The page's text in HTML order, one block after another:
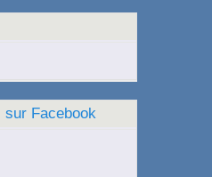
sur Facebook